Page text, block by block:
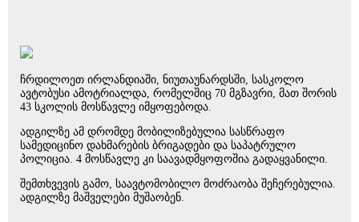
ჩრდილოეთ ირლანდიაში, ნიუთაუნარდსში, სასკოლო
ავტობუსი ამოტრიალდა, რომელშიც 70 მგზავრი, მათ შორის
43 სკოლის მოსწავლე იმყოფებოდა.
ადგილზე ამ დრომდე მობილიზებულია სასწრაფო
სამედიცინო დახმარების ბრიგადები და საპატრულო
პოლიცია. 4 მოსწავლე კი საავადმყოფოშია გადაყვანილი.
შემთხვევის გამო, საავტომობილო მოძრაობა შეჩერებულია.
ადგილზე მაშველები მუშაობენ.